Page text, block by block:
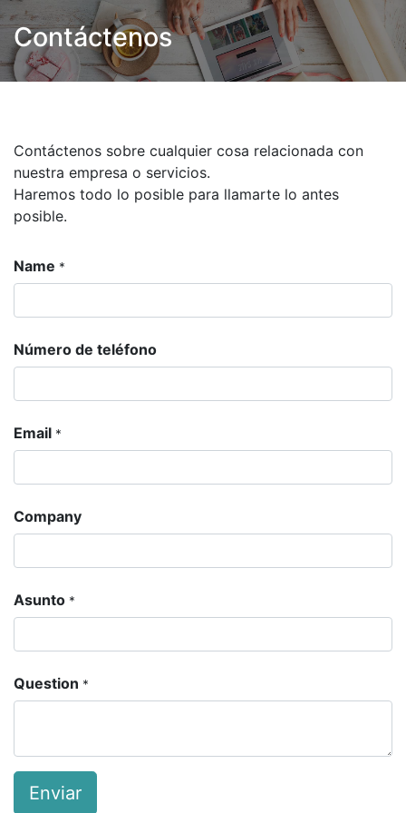
Contáctenos
Contáctenos sobre cualquier cosa relacionada con
nuestra empresa o servicios.
Haremos todo lo posible para llamarte lo antes
posible.
Name *
Número de teléfono
Email *
Company
Asunto *
Question *
Enviar